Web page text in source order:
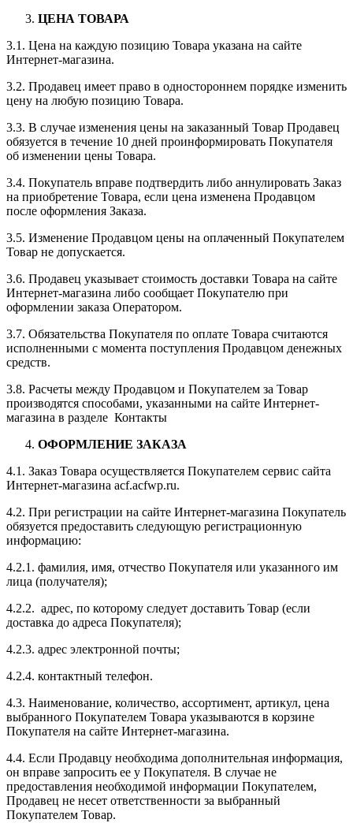
ЦЕНА ТОВАРА
3.1. Цена на каждую позицию Товара указана на сайте
Интернет-магазина.
3.2. Продавец имеет право в одностороннем порядке изменить
цену на любую позицию Товара.
3.3. В случае изменения цены на заказанный Товар Продавец
обязуется в течение 10 дней проинформировать Покупателя
об изменении цены Товара.
3.4. Покупатель вправе подтвердить либо аннулировать Заказ
на приобретение Товара, если цена изменена Продавцом
после оформления Заказа.
3.5. Изменение Продавцом цены на оплаченный Покупателем
Товар не допускается.
3.6. Продавец указывает стоимость доставки Товара на сайте
Интернет-магазина либо сообщает Покупателю при
оформлении заказа Оператором.
3.7. Обязательства Покупателя по оплате Товара считаются
исполненными с момента поступления Продавцом денежных
средств.
3.8. Расчеты между Продавцом и Покупателем за Товар
производятся способами, указанными на сайте Интернет-
магазина в разделе Контакты
ОФОРМЛЕНИЕ ЗАКАЗА
4.1. Заказ Товара осуществляется Покупателем сервис сайта
Интернет-магазина acf.acfwp.ru.
4.2. При регистрации на сайте Интернет-магазина Покупатель
обязуется предоставить следующую регистрационную
информацию:
4.2.1. фамилия, имя, отчество Покупателя или указанного им
лица (получателя);
4.2.2. адрес, по которому следует доставить Товар (если
доставка до адреса Покупателя);
4.2.3. адрес электронной почты;
4.2.4. контактный телефон.
4.3. Наименование, количество, ассортимент, артикул, цена
выбранного Покупателем Товара указываются в корзине
Покупателя на сайте Интернет-магазина.
4.4. Если Продавцу необходима дополнительная информация,
он вправе запросить ее у Покупателя. В случае не
предоставления необходимой информации Покупателем,
Продавец не несет ответственности за выбранный
Покупателем Товар.